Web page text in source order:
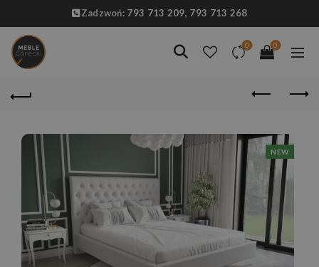
Zadzwoń: 793 713 209, 793 713 268
0 0
NEW